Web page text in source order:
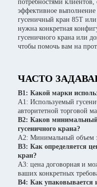
потребностями клиентов,
эффективное
гусеничный кран 85T
нужна конкретная
гусеничного крана или
чтобы помочь вам на
ЧАСТО
В1: Какой марки
A1: Используемый
авторитетной торговой
В2: Каков минимальный
гусеничного крана?
A2: Минимальный объем
В3: Как определяется
кран?
A3: цена договорная и
ваших конкретных
В4: Как упаковывается